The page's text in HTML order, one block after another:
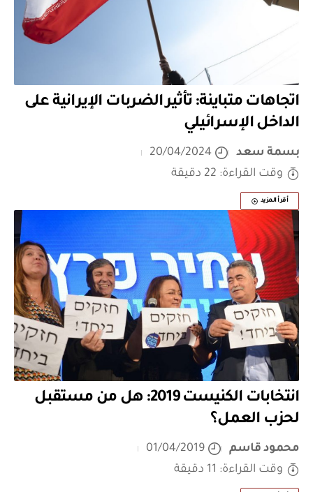
اتجاهات متباينة: تأثير الضربات الإيرانية على
الداخل الإسرائيلي
بسمة سعد
20/04/2024
وقت القراءة: 22 دقيقة
أقرأ المزيد
انتخابات الكنيست 2019: هل من مستقبل
لحزب العمل؟
محمود قاسم
01/04/2019
وقت القراءة: 11 دقيقة